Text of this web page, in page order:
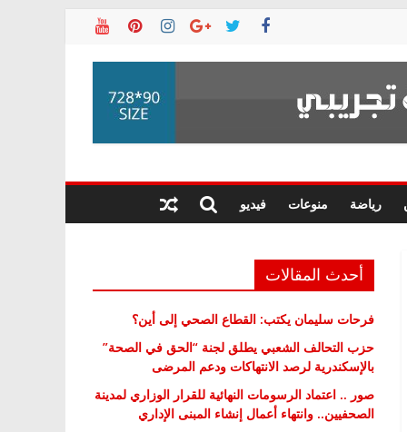
رياضة منوعات فيديو
أحدث المقالات
فرحات سليمان يكتب: القطاع الصحي إلى أين؟
حزب التحالف الشعبي يطلق لجنة “الحق في الصحة”
بالإسكندرية لرصد الانتهاكات ودعم المرضى
صور .. اعتماد الرسومات النهائية للقرار الوزاري لمدينة
الصحفيين.. وانتهاء أعمال إنشاء المبنى الإداري